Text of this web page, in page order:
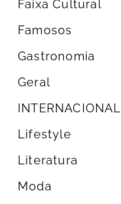
Faixa Cultural
Famosos
Gastronomia
Geral
INTERNACIONAL
Lifestyle
Literatura
Moda